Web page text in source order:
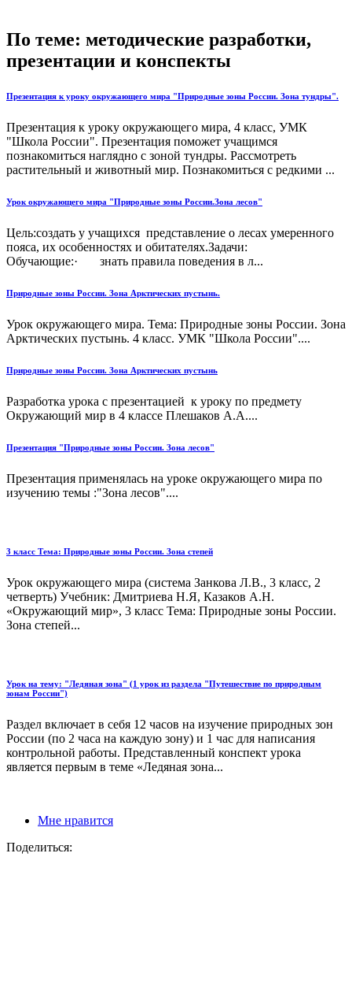
По теме: методические разработки,
презентации и конспекты
Презентация к уроку окружающего мира "Природные зоны России. Зона тундры".
Презентация к уроку окружающего мира, 4 класс, УМК
"Школа России". Презентация поможет учащимся
познакомиться наглядно с зоной тундры. Рассмотреть
растительный и животный мир. Познакомиться с редкими ...
Урок окружающего мира "Природные зоны России.Зона лесов"
Цель:создать у учащихся представление о лесах умеренного
пояса, их особенностях и обитателях.Задачи:
Обучающие:· знать правила поведения в л...
Природные зоны России. Зона Арктических пустынь.
Урок окружающего мира. Тема: Природные зоны России. Зона
Арктических пустынь. 4 класс. УМК "Школа России"....
Природные зоны России. Зона Арктических пустынь
Разработка урока с презентацией к уроку по предмету
Окружающий мир в 4 классе Плешаков А.А....
Презентация "Природные зоны России. Зона лесов"
Презентация применялась на уроке окружающего мира по
изучению темы :"Зона лесов"....
3 класс Тема: Природные зоны России. Зона степей
Урок окружающего мира (система Занкова Л.В., 3 класс, 2
четверть) Учебник: Дмитриева Н.Я, Казаков А.Н.
«Окружающий мир», 3 класс Тема: Природные зоны России.
Зона степей...
Урок на тему: "Ледяная зона" (1 урок из раздела "Путешествие по природным
зонам России")
Раздел включает в себя 12 часов на изучение природных зон
России (по 2 часа на каждую зону) и 1 час для написания
контрольной работы. Представленный конспект урока
является первым в теме «Ледяная зона...
Мне нравится
Поделиться: